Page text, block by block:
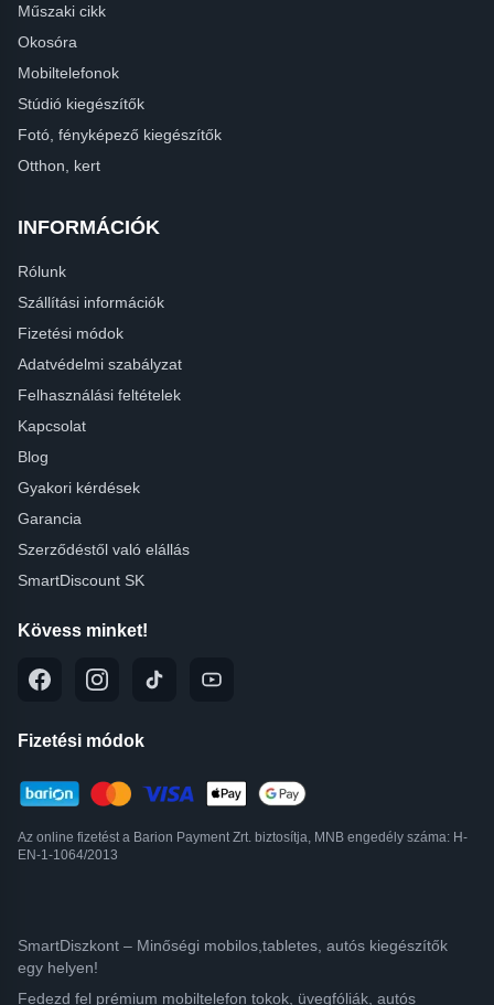
Műszaki cikk
Okosóra
Mobiltelefonok
Stúdió kiegészítők
Fotó, fényképező kiegészítők
Otthon, kert
INFORMÁCIÓK
Rólunk
Szállítási információk
Fizetési módok
Adatvédelmi szabályzat
Felhasználási feltételek
Kapcsolat
Blog
Gyakori kérdések
Garancia
Szerződéstől való elállás
SmartDiscount SK
Kövess minket!
Fizetési módok
Az online fizetést a Barion Payment Zrt. biztosítja, MNB engedély száma: H-
EN-1-1064/2013
SmartDiszkont – Minőségi mobilos,tabletes, autós kiegészítők
egy helyen!
Fedezd fel prémium mobiltelefon tokok, üvegfóliák, autós